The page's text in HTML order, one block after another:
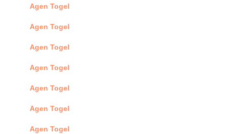
Agen Togel
Agen Togel
Agen Togel
Agen Togel
Agen Togel
Agen Togel
Agen Togel